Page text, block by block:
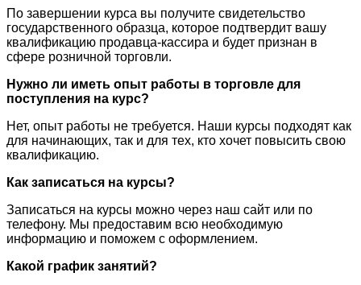
По завершении курса вы получите свидетельство
государственного образца, которое подтвердит вашу
квалификацию продавца-кассира и будет признан в
сфере розничной торговли.
Нужно ли иметь опыт работы в торговле для
поступления на курс?
Нет, опыт работы не требуется. Наши курсы подходят как
для начинающих, так и для тех, кто хочет повысить свою
квалификацию.
Как записаться на курсы?
Записаться на курсы можно через наш сайт или по
телефону. Мы предоставим всю необходимую
информацию и поможем с оформлением.
Какой график занятий?